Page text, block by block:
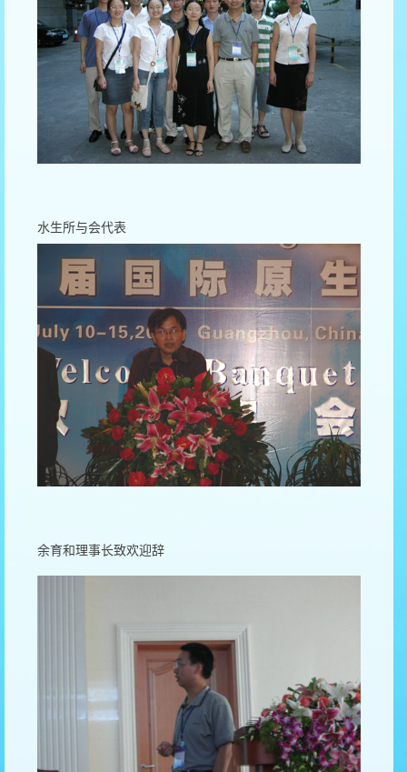
水生所与会代表
余育和理事长致欢迎辞